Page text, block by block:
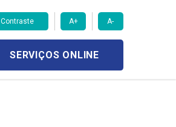
Contraste A+ A-
SERVIÇOS ONLINE